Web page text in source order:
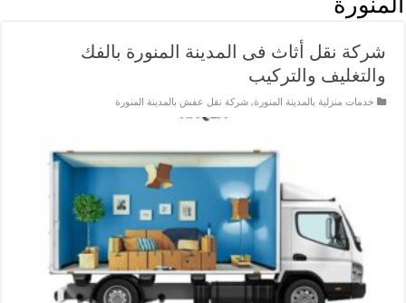
المنورة
شركة نقل أثاث فى المدينة المنورة بالفك
والتغليف والتركيب
خدمات منزلية بالمدينة المنورة,شركة نقل عفش بالمدينة المنورة